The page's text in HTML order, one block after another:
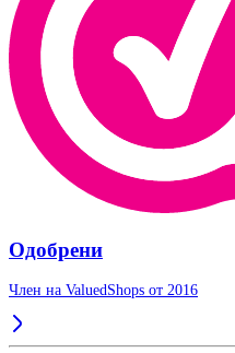
Одобрени
Член на ValuedShops от 2016